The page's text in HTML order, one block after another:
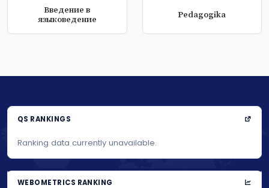
Введение в
языковедение
Pedagogika
QS RANKINGS
Ranking data currently unavailable.
WEBOMETRICS RANKING